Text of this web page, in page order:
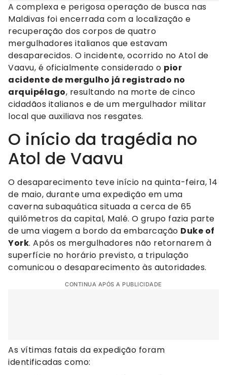
A complexa e perigosa operação de busca nas
Maldivas foi encerrada com a localização e
recuperação dos corpos de quatro
mergulhadores italianos que estavam
desaparecidos. O incidente, ocorrido no Atol de
Vaavu, é oficialmente considerado o pior
acidente de mergulho já registrado no
arquipélago, resultando na morte de cinco
cidadãos italianos e de um mergulhador militar
local que auxiliava nos resgates.
O início da tragédia no
Atol de Vaavu
O desaparecimento teve início na quinta-feira, 14
de maio, durante uma expedição em uma
caverna subaquática situada a cerca de 65
quilômetros da capital, Malé. O grupo fazia parte
de uma viagem a bordo da embarcação Duke of
York. Após os mergulhadores não retornarem à
superfície no horário previsto, a tripulação
comunicou o desaparecimento às autoridades.
CONTINUA APÓS A PUBLICIDADE
As vítimas fatais da expedição foram
identificadas como: